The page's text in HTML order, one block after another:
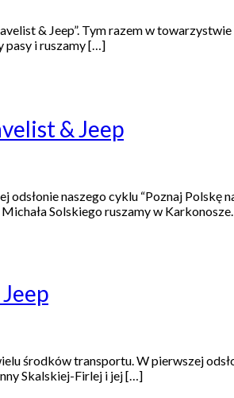
& Jeep”. Tym razem w
pasy i ruszamy […]
& Jeep
naszego cyklu “Poznaj Polskę
Solskiego ruszamy w
środków transportu. W pierwszej
Skalskiej-Firlej i jej […]